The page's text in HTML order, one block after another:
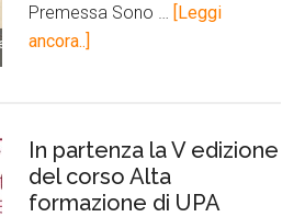
Premessa Sono … [Leggi
ancora..]
In partenza la V edizione
del corso Alta
formazione di UPA